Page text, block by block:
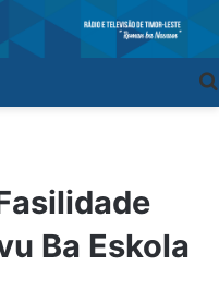
Ba Eskola